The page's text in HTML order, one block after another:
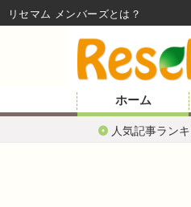
ホーム
人気記事ラン
リセマム メンバーズ